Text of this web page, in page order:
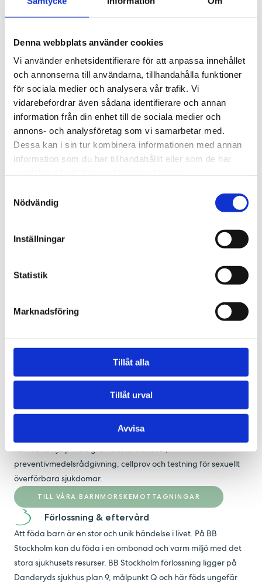
Denna webbplats använder cookies
Vi använder enhetsidentifierare för att anpassa innehållet
och annonserna till användarna, tillhandahålla funktioner
för sociala medier och analysera vår trafik. Vi
vidarebefordrar även sådana identifierare och annan
information från din enhet till de sociala medier och
annons- och analysföretag som vi samarbetar med.
Dessa kan i sin tur kombinera informationen med annan
information som du har tillhandahållit eller som de har
Nödvändig
Inställningar
Statistik
Marknadsföring
Tillåt alla
Tillåt urval
Avvisa
inskrivna på vår BVC.
TILL VÅR AMNINGSMOTTAGNING
Barnavårdscentral
På vår Barnavårdscentral på Kungsholmen står barnet och
familjen alltid i fokus. Vårt mål är att tillsammans med er
föräldrar främja barnets hälsa, trygghet och utveckling. Vi
erbjuder kvalificerad barnhälsovård utan kostnad från
Vårdformen Min Barnmorska innebär att du har samma team
hemma efter födseln. Vi vänder oss till er med
Ultraljudsenheten på BB Stockholm Family City är en av Region
ultraljud för gravida. Vi tar emot remisser från alla
barnmorskemottagningar i Stockholm.
TILL VÅR ULTRALJUDSMOTTAGNING
City , på Kungsholmen, på Ekerö och i Hammarby Sjöstad. Här
kan du få hjälp med graviditetskontroller,
preventivmedelsrådgivning, cellprov och testning för sexuellt
överförbara sjukdomar.
TILL VÅRA BARNMORSKEMOTTAGNINGAR
Förlossning & eftervård
Att föda barn är en stor och unik händelse i livet. På BB
Stockholm kan du föda i en ombonad och varm miljö med det
stora sjukhusets resurser. BB Stockholm förlossning ligger på
Danderyds sjukhus plan 9, målpunkt Q och här föds ungefär